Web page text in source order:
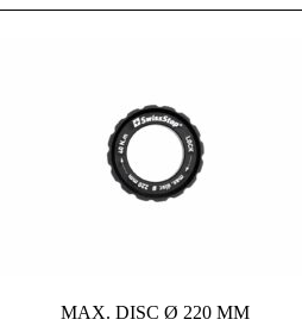
MAX. DISC Ø 220 MM